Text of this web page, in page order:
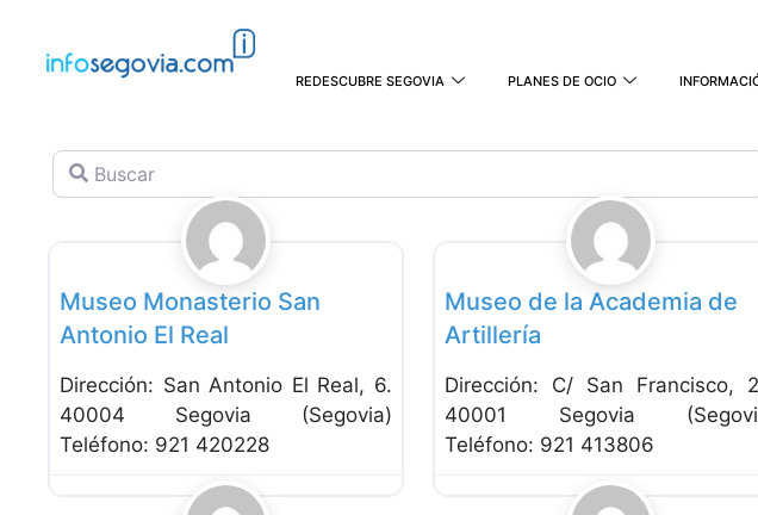
REDESCUBRE SEGOVIA PLANES DE OCIO
Buscar
Museo Monasterio San
Antonio El Real
Dirección: San Antonio El Real, 6.
40004 Segovia (Segovia)
Teléfono: 921 420228
Museo de la Academia de
Artillería
Dirección: C/ San Francisco,
40001 Segovia
Teléfono: 921 413806